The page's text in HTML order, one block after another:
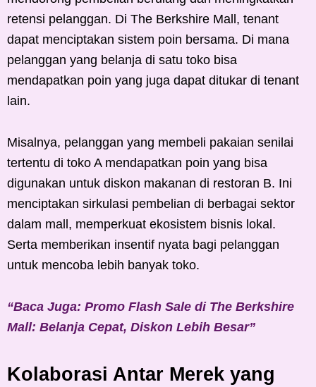
retensi pelanggan. Di The Berkshire Mall, tenant
dapat menciptakan sistem poin bersama. Di mana
pelanggan yang belanja di satu toko bisa
mendapatkan poin yang juga dapat ditukar di tenant
lain.
Misalnya, pelanggan yang membeli pakaian senilai
tertentu di toko A mendapatkan poin yang bisa
digunakan untuk diskon makanan di restoran B. Ini
menciptakan sirkulasi pembelian di berbagai sektor
dalam mall, memperkuat ekosistem bisnis lokal.
Serta memberikan insentif nyata bagi pelanggan
untuk mencoba lebih banyak toko.
“Baca Juga: Promo Flash Sale di The Berkshire
Mall: Belanja Cepat, Diskon Lebih Besar”
Kolaborasi Antar Merek yang